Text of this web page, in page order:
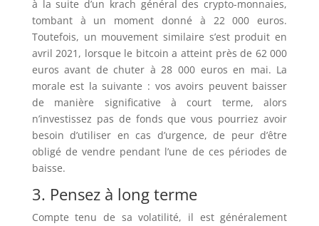
à la suite d’un krach général des crypto-monnaies,
tombant à un moment donné à 22 000 euros.
Toutefois, un mouvement similaire s’est produit en
avril 2021, lorsque le bitcoin a atteint près de 62 000
euros avant de chuter à 28 000 euros en mai. La
morale est la suivante : vos avoirs peuvent baisser
de manière significative à court terme, alors
n’investissez pas de fonds que vous pourriez avoir
besoin d’utiliser en cas d’urgence, de peur d’être
obligé de vendre pendant l’une de ces périodes de
baisse.
3. Pensez à long terme
Compte tenu de sa volatilité, il est généralement